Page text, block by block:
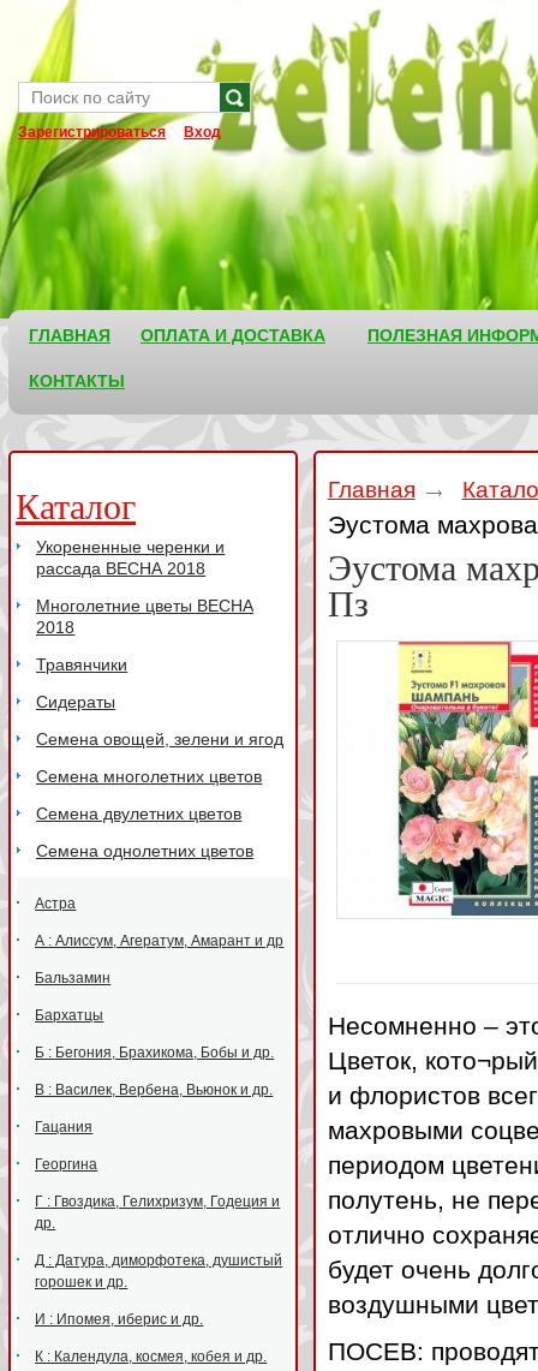
Зарегистрироваться Вход
ГЛАВНАЯ ОПЛАТА И ДОСТАВКА ПОЛЕЗНАЯ
КОНТАКТЫ
Каталог
Укорененные черенки и
рассада ВЕСНА 2018
Многолетние цветы ВЕСНА
2018
Травянчики
Сидераты
Семена овощей, зелени и ягод
Семена многолетних цветов
Семена двулетних цветов
Семена однолетних цветов
Астра
А : Алиссум, Агератум, Амарант и др
Бальзамин
Бархатцы
Б : Бегония, Брахикома, Бобы и др.
В : Василек, Вербена, Вьюнок и др.
Гацания
Георгина
Г : Гвоздика, Гелихризум, Годеция и
др.
Д : Датура, диморфотека, душистый
горошек и др.
И : Ипомея, иберис и др.
К : Календула, космея, кобея и др.
Главная
Эустома
Эустома
Пз
Несомненно –
Цветок,
и флористов
махровыми
периодом
полутень, не
отлично
будет очень
воздушными
ПОСЕВ: проводят